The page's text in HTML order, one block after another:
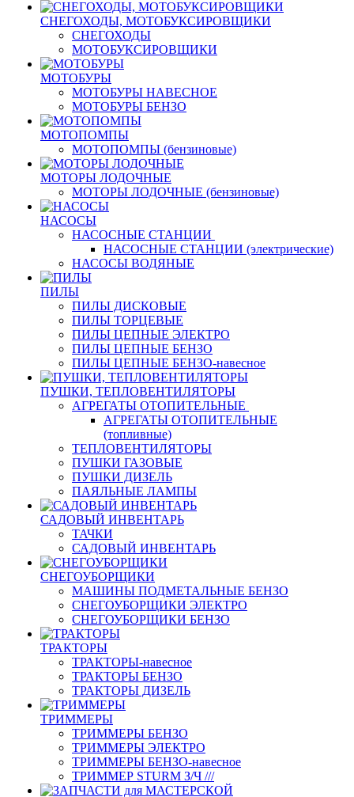
СНЕГОХОДЫ, МОТОБУКСИРОВЩИКИ
СНЕГОХОДЫ
МОТОБУКСИРОВЩИКИ
МОТОБУРЫ
МОТОБУРЫ НАВЕСНОЕ
МОТОБУРЫ БЕНЗО
МОТОПОМПЫ
МОТОПОМПЫ (бензиновые)
МОТОРЫ ЛОДОЧНЫЕ
МОТОРЫ ЛОДОЧНЫЕ (бензиновые)
НАСОСЫ
НАСОСНЫЕ СТАНЦИИ
НАСОСНЫЕ СТАНЦИИ (электрические)
НАСОСЫ ВОДЯНЫЕ
ПИЛЫ
ПИЛЫ ДИСКОВЫЕ
ПИЛЫ ТОРЦЕВЫЕ
ПИЛЫ ЦЕПНЫЕ ЭЛЕКТРО
ПИЛЫ ЦЕПНЫЕ БЕНЗО
ПИЛЫ ЦЕПНЫЕ БЕНЗО-навесное
ПУШКИ, ТЕПЛОВЕНТИЛЯТОРЫ
АГРЕГАТЫ ОТОПИТЕЛЬНЫЕ
АГРЕГАТЫ ОТОПИТЕЛЬНЫЕ
(топливные)
ТЕПЛОВЕНТИЛЯТОРЫ
ПУШКИ ГАЗОВЫЕ
ПУШКИ ДИЗЕЛЬ
ПАЯЛЬНЫЕ ЛАМПЫ
САДОВЫЙ ИНВЕНТАРЬ
ТАЧКИ
САДОВЫЙ ИНВЕНТАРЬ
СНЕГОУБОРЩИКИ
МАШИНЫ ПОДМЕТАЛЬНЫЕ БЕНЗО
СНЕГОУБОРЩИКИ ЭЛЕКТРО
СНЕГОУБОРЩИКИ БЕНЗО
ТРАКТОРЫ
ТРАКТОРЫ-навесное
ТРАКТОРЫ БЕНЗО
ТРАКТОРЫ ДИЗЕЛЬ
ТРИММЕРЫ
ТРИММЕРЫ БЕНЗО
ТРИММЕРЫ ЭЛЕКТРО
ТРИММЕРЫ БЕНЗО-навесное
ТРИММЕР STURM З/Ч ///